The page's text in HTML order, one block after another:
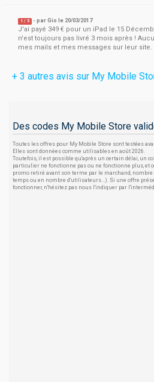
1 / 5 - parGio le 20/03/2017
J'ai payé 349 € pour un iPad le 15
n'est toujours pas livré 3 mois après !
mes mails et mes messages sur leur site.
+ 3 autres avis sur My Mobile
Des codes My Mobile Store
Toutes les offres pour My Mobile Store sont testées
Elles sont données comme utilisables en août 2026.
Toutefois, il est possible qu'après un certain délai, un
particulier ne fonctionne pas ou ne fonctionne plus, et
promo retiré avant son terme par le marchand,
temps ou en nombre d'utilisateurs...). Si une offre
fonctionner, n'hésitez pas nous l'indiquer par